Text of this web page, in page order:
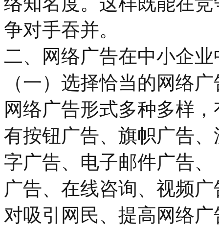
争对手吞并。
二、网络广告在中小企
（一）选择恰当的网络
网络广告形式多种多样
有按钮广告、旗帜广告
字广告、电子邮件广告
广告、在线咨询、视频
对吸引网民、提高网络